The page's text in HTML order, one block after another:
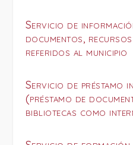
Servicio de
documentos,
referidos al municipio
Servicio de préstamo
(préstamo de
bibliotecas como